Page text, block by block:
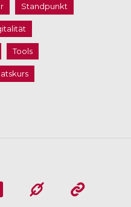
Standpunkt
Tools